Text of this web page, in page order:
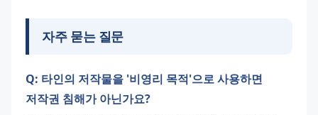
자주 묻는 질문
Q: 타인의 저작물을 '비영리 목적'으로 사용하면
저작권 침해가 아닌가요?